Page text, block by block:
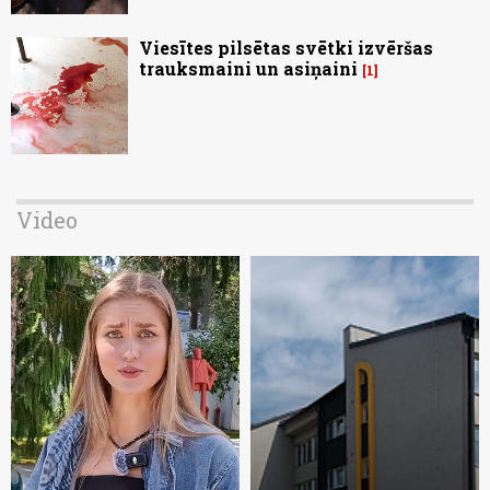
Viesītes pilsētas svētki izvēršas
trauksmaini un asiņaini
1
Video